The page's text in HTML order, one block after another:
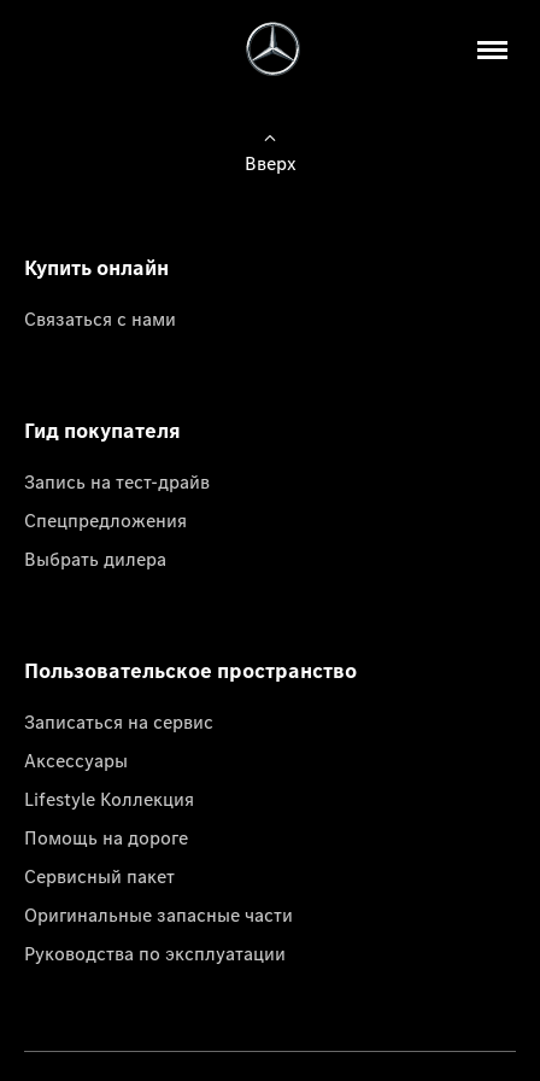
Вверх
Купить онлайн
Связаться с нами
Гид покупателя
Запись на тест-драйв
Спецпредложения
Выбрать дилера
Пользовательское пространство
Записаться на сервис
Аксессуары
Lifestyle Коллекция
Помощь на дороге
Сервисный пакет
Оригинальные запасные части
Руководства по эксплуатации